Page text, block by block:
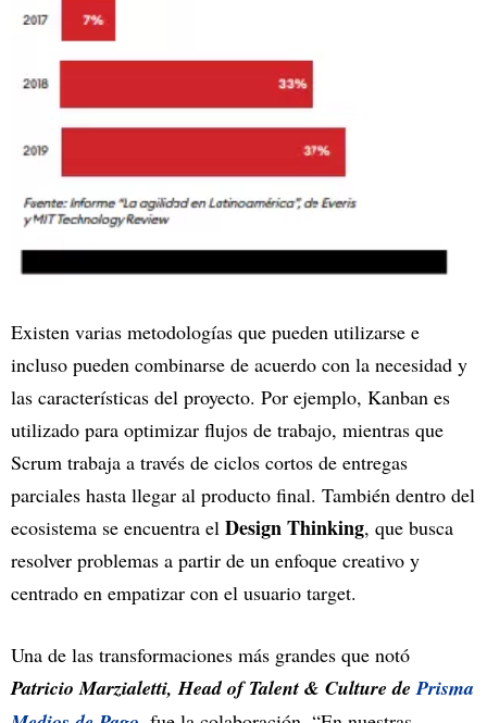
Existen varias metodologías que pueden utilizarse e
incluso pueden combinarse de acuerdo con la necesidad y
las características del proyecto. Por ejemplo, Kanban es
utilizado para optimizar flujos de trabajo, mientras que
Scrum trabaja a través de ciclos cortos de entregas
parciales hasta llegar al producto final. También dentro del
ecosistema se encuentra el Design Thinking, que busca
resolver problemas a partir de un enfoque creativo y
centrado en empatizar con el usuario target.
Una de las transformaciones más grandes que notó
Patricio Marzialetti, Head of Talent & Culture de Prisma